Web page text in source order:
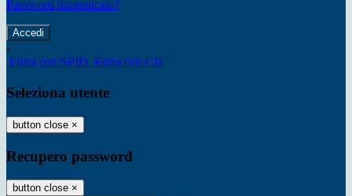
Password dimenticata?
-
Entra con SPID Entra con CIE
Seleziona utente
button close ×
Recupero password
button close ×